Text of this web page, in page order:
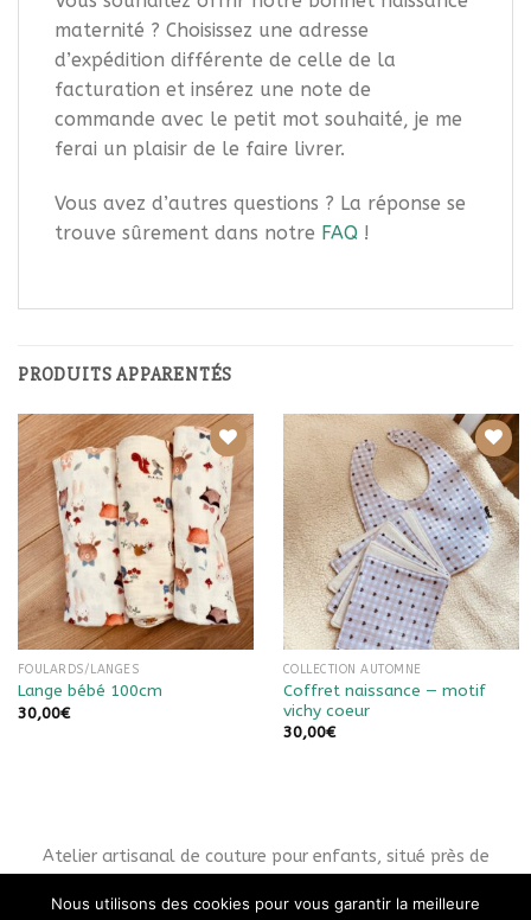
maternité ? Choisissez une adresse
d’expédition différente de celle de la
facturation et insérez une note de
commande avec le petit mot souhaité, je me
ferai un plaisir de le faire livrer.
Vous avez d’autres questions ? La réponse se
trouve sûrement dans notre FAQ !
PRODUITS APPARENTÉS
Ajouter à
la liste
souhaits
FOULARDS/LANGES
Lange bébé 100cm
30,00€
Ajouter à
la liste
de
souhaits
COLLECTION AUTOMNE
Coffret naissance — motif
vichy coeur
30,00€
Atelier artisanal de couture pour enfants, situé près de
Nous utilisons des cookies pour vous garantir la meilleure